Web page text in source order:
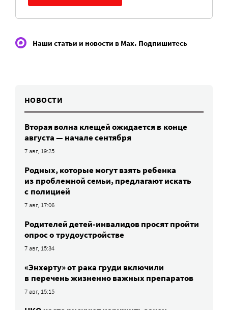
Наши статьи и новости в Max. Подпишитесь
НОВОСТИ
Вторая волна клещей ожидается в конце
августа — начале сентября
7 авг, 19:25
Родных, которые могут взять ребенка
из проблемной семьи, предлагают искать
с полицией
7 авг, 17:06
Родителей детей-инвалидов просят пройти
опрос о трудоустройстве
7 авг, 15:34
«Энхерту» от рака груди включили
в перечень жизненно важных препаратов
7 авг, 15:15